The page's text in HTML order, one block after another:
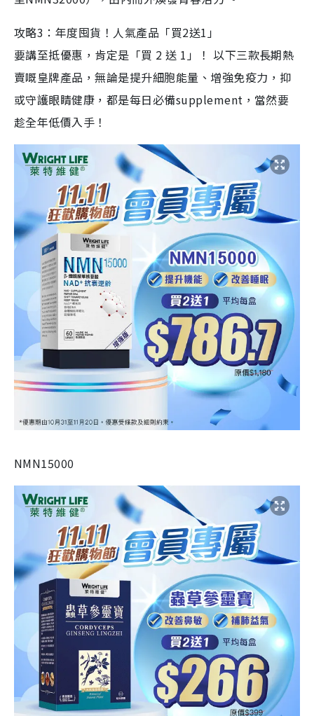
攻略3：年度囤貨！人氣產品「買2送1」
要講至抵優惠，肯定是「買 2 送 1」！ 以下三款長期熱
賣嘅皇牌產品，無論是提升細胞能量、增強免疫力，抑
或守護眼睛健康，都是每日必備supplement，當然要
趁全年低價入手！
NMN15000